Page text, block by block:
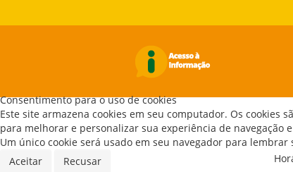
Consentimento para o uso de cookies
Este site armazena cookies em seu computador. Os cookies
para melhorar e personalizar sua experiência de navegação
Um único cookie será usado em seu navegador para
Aceitar
Recusar